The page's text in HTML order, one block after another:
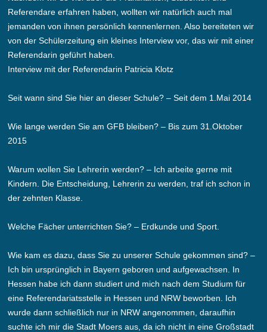
Referendare erfahren haben, wollten wir natürlich auch mal
jemanden von ihnen persönlich kennenlernen. Also bereiteten wir
von der Schülerzeitung ein kleines Interview vor, das wir mit einer
Referendarin geführt haben.
Interview mit der Referendarin Patricia Klotz
Seit wann sind Sie hier an dieser Schule? – Seit dem 1.Mai 2014
Wie lange werden Sie am GFB bleiben? – Bis zum 31.Oktober
2015
Warum wollen Sie Lehrerin werden? – Ich arbeite gerne mit
Kindern. Die Entscheidung, Lehrerin zu werden, traf ich schon in
der zehnten Klasse.
Welche Fächer unterrichten Sie? – Erdkunde und Sport.
Wie kam es dazu, dass Sie zu unserer Schule gekommen sind? –
Ich bin ursprünglich in Bayern geboren und aufgewachsen. In
Hessen habe ich dann studiert und mich nach dem Studium für
eine Referendariatsstelle in Hessen und NRW beworben. Ich
wurde dann schließlich nur in NRW angenommen, daraufhin
suchte ich mir die Stadt Moers aus, da ich nicht in eine Großstadt